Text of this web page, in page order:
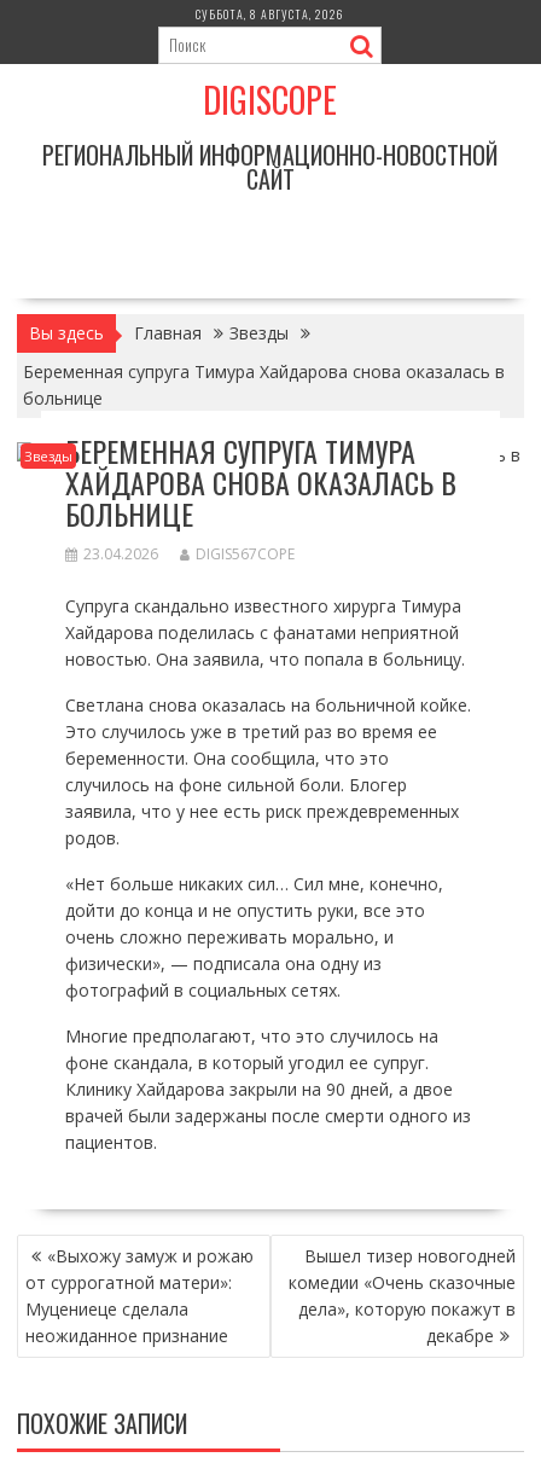
содержимому
СУББОТА, 8 АВГУСТА, 2026
DIGISCOPE
РЕГИОНАЛЬНЫЙ ИНФОРМАЦИОННО-НОВОСТНОЙ
САЙТ
Вы здесь Главная
Звезды
Беременная супруга Тимура Хайдарова снова оказалась в
больнице
ЗвездыБЕРЕМЕННАЯ СУПРУГА ТИМУРА
ХАЙДАРОВА СНОВА ОКАЗАЛАСЬ В
БОЛЬНИЦЕ
23.04.2026 DIGIS567COPE
Супруга скандально известного хирурга Тимура
Хайдарова поделилась с фанатами неприятной
новостью. Она заявила, что попала в больницу.
Светлана снова оказалась на больничной койке.
Это случилось уже в третий раз во время ее
беременности. Она сообщила, что это
случилось на фоне сильной боли. Блогер
заявила, что у нее есть риск преждевременных
родов.
«Нет больше никаких сил… Сил мне, конечно,
дойти до конца и не опустить руки, все это
очень сложно переживать морально, и
физически», — подписала она одну из
фотографий в социальных сетях.
Многие предполагают, что это случилось на
фоне скандала, в который угодил ее супруг.
Клинику Хайдарова закрыли на 90 дней, а двое
врачей были задержаны после смерти одного из
пациентов.
НАВИГАЦИЯ
ПО
ЗАПИСЯМ
«Выхожу замуж и рожаю
от суррогатной матери»:
Муцениеце сделала
неожиданное признание
Вышел тизер новогодней
комедии «Очень сказочные
дела», которую покажут в
декабре
ПОХОЖИЕ ЗАПИСИ